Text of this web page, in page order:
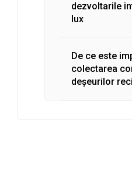
dezvoltarile
lux
De ce este
colectarea
deșeurilor